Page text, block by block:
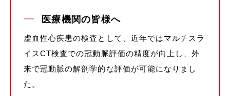
医療機関の皆様へ
虚血性心疾患の検査として、近年ではマルチスラ
イスCT検査での冠動脈評価の精度が向上し、外
来で冠動脈の解剖学的な評価が可能になりまし
た。